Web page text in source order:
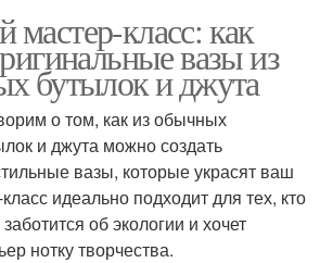
класс: как
вазы из
бутылок и джута
о том, как из обычных
и джута можно создать
вазы, которые украсят ваш
идеально подходит для тех, кто
об экологии и хочет
нотку творчества.